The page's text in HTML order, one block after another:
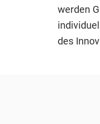
werden
des